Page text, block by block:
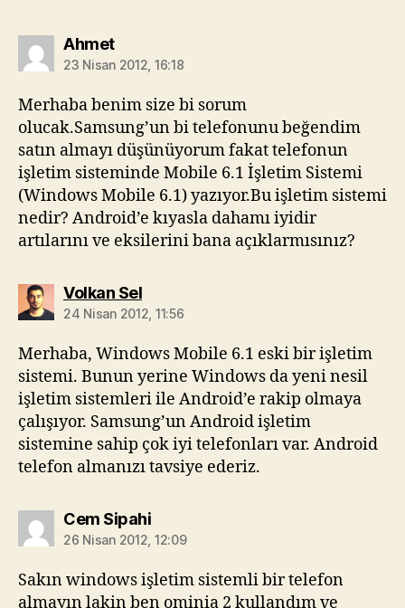
Ahmetdiyorki:
23 Nisan 2012, 16:18
Merhaba benim size bi sorum
olucak.Samsung’un bi telefonunu beğendim
satın almayı düşünüyorum fakat telefonun
işletim sisteminde Mobile 6.1 İşletim Sistemi
(Windows Mobile 6.1) yazıyor.Bu işletim sistemi
nedir? Android’e kıyasla dahamı iyidir
artılarını ve eksilerini bana açıklarmısınız?
Volkan Seldiyorki:
24 Nisan 2012, 11:56
Merhaba, Windows Mobile 6.1 eski bir işletim
sistemi. Bunun yerine Windows da yeni nesil
işletim sistemleri ile Android’e rakip olmaya
çalışıyor. Samsung’un Android işletim
sistemine sahip çok iyi telefonları var. Android
telefon almanızı tavsiye ederiz.
Cem Sipahidiyorki:
26 Nisan 2012, 12:09
Sakın windows işletim sistemli bir telefon
almayın lakin ben ominia 2 kullandım ve